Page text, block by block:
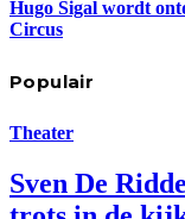
Hugo Sigal wordt
Circus
Populair
Theater
Sven De